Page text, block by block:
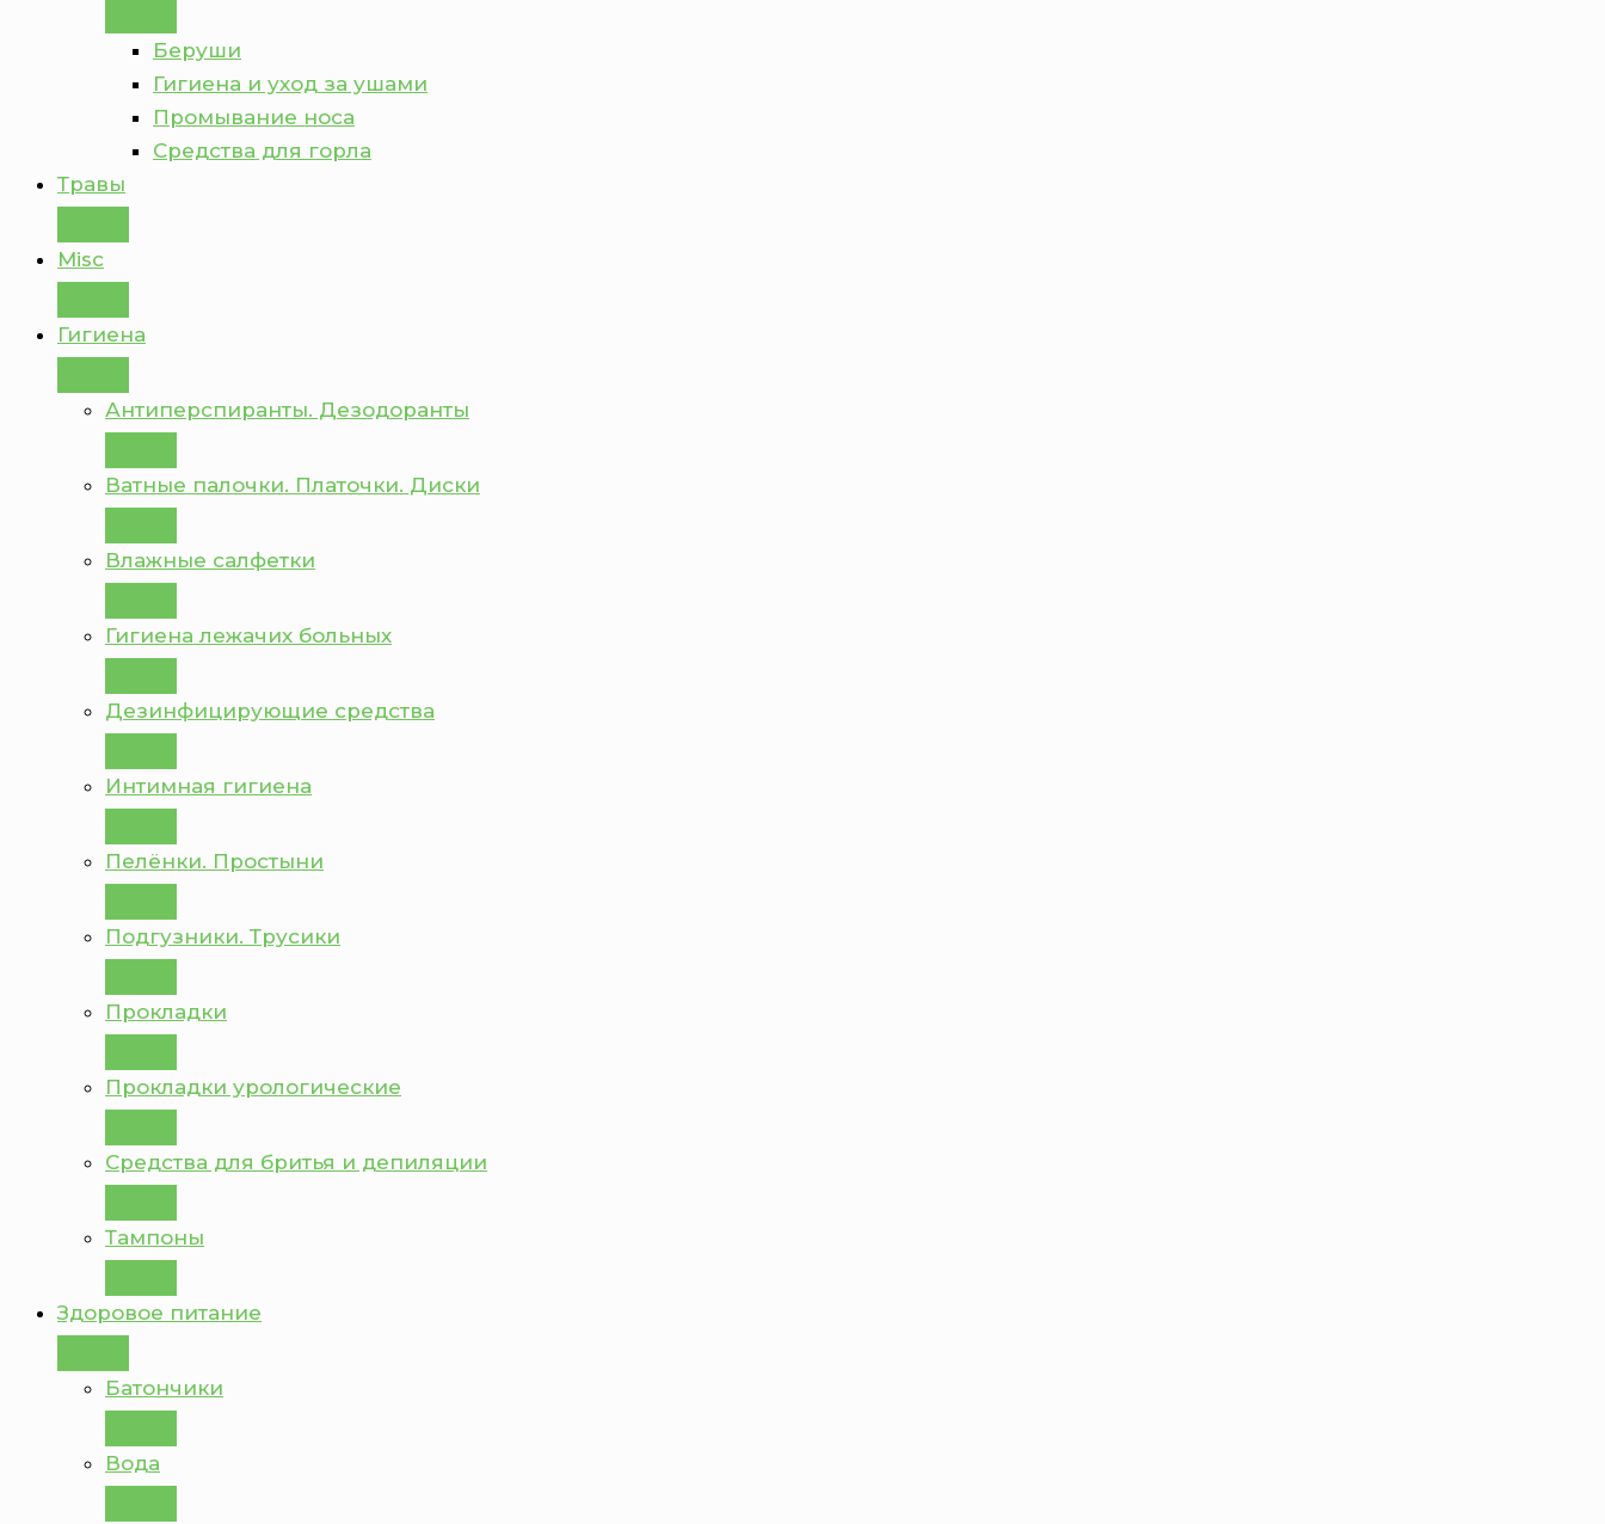
Беруши
Гигиена и уход за ушами
Промывание носа
Средства для горла
Травы
Misc
Гигиена
Антиперспиранты. Дезодоранты
Ватные палочки. Платочки. Диски
Влажные салфетки
Гигиена лежачих больных
Дезинфицирующие средства
Интимная гигиена
Пелёнки. Простыни
Подгузники. Трусики
Прокладки
Прокладки урологические
Средства для бритья и депиляции
Тампоны
Здоровое питание
Батончики
Вода